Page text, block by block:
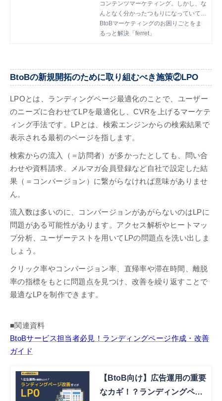
手法
コンテンツマーケティング。しかし、な
んとなく分かったつもりになっていて
も、その「コンテンツマーケティング」
への理解が矮小化されたものになってい
始めればいいの？」そんなお悩みを解決
するために、本書ではコンテンツマーケ
す。
BtoBマーケティングのお困りごとをま
るっと解決「ferret」
BtoBの新規開拓のために取り組むべき施策②LPO
LPOとは、ランディングページ最適化のことで、ユーザー
のニーズに合わせてLPを最適化し、CVRを上げるマーケテ
ィング手法です。LPとは、検索エンジンからの検索結果で
表示される最初のページを指します。
検索からの流入（＝訪問者）が多かったとしても、問い合
わせや資料請求、メルマガ会員登録など自社で設定した結
果（＝コンバージョン）に繋がらなければ意味がありませ
ん。
流入数は多いのに、コンバージョンがあがらないのはLPに
問題がある可能性があります。アクセス解析やヒートマッ
プ分析、ユーザーテストを用いてLPの問題点を洗い出しま
しょう。
クリック率やコンバージョン率、直帰率や滞在時間、離脱
率の指標をもとに問題点を見つけ、改善を繰り返すことで
最適なLPを制作できます。
■関連資料
BtoBサービス担当者必見！ランディングページ作成・改善
ガイド
【BtoB向け】広告運用の重要
なカギ！？ランディングペー